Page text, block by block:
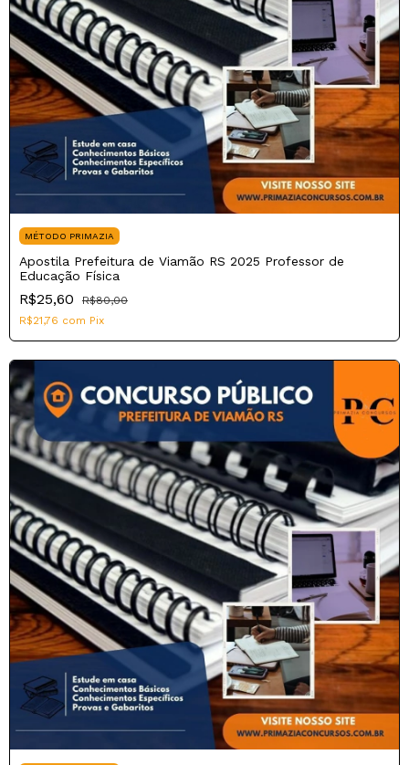
MÉTODO PRIMAZIA
Apostila Prefeitura de Viamão RS 2025 Professor de
Educação Física
R$25,60
R$80,00
R$21,76 com Pix